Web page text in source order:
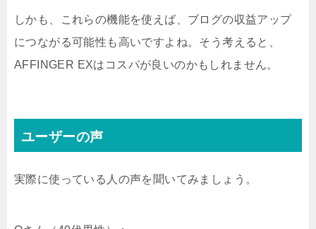
しかも、これらの機能を使えば、ブログの収益アップ
につながる可能性も高いですよね。そう考えると、
AFFINGER EXはコスパが良いのかもしれません。
ユーザーの声
実際に使っている人の声を聞いてみましょう。